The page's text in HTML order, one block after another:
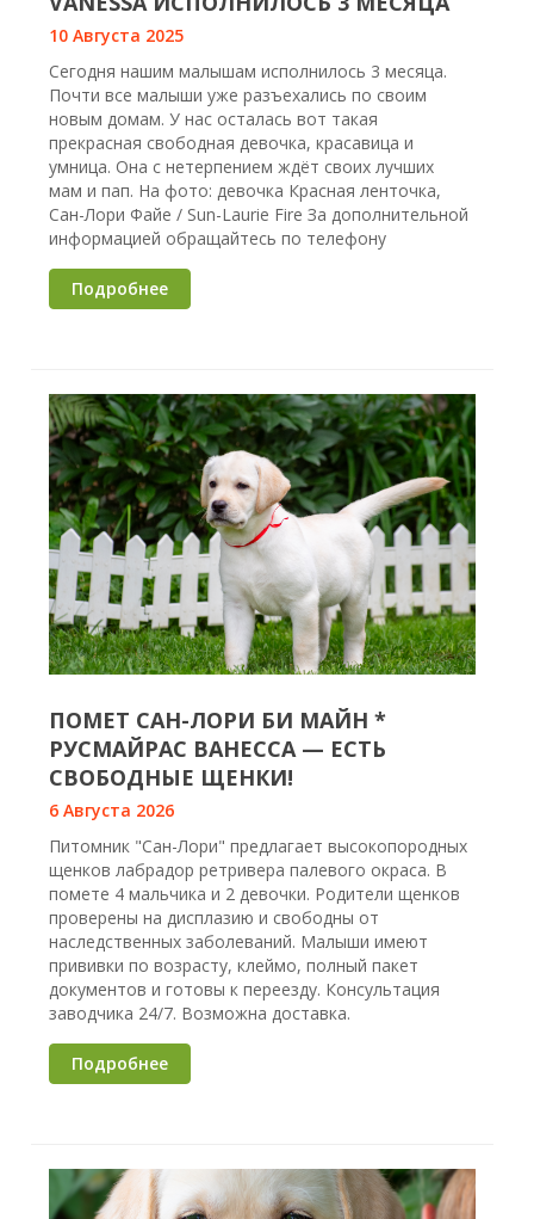
10 Августа 2025
Сегодня нашим малышам исполнилось 3 месяца.
Почти все малыши уже разъехались по своим
новым домам. У нас осталась вот такая
прекрасная свободная девочка, красавица и
умница. Она с нетерпением ждёт своих лучших
мам и пап. На фото: девочка Красная ленточка,
Сан-Лори Файе / Sun-Laurie Fire За дополнительной
информацией обращайтесь по телефону
Подробнее
ПОМЕТ САН-ЛОРИ БИ МАЙН *
РУСМАЙРАС ВАНЕССА — ЕСТЬ
СВОБОДНЫЕ ЩЕНКИ!
6 Августа 2026
Питомник "Сан-Лори" предлагает высокопородных
щенков лабрадор ретривера палевого окраса. В
помете 4 мальчика и 2 девочки. Родители щенков
проверены на дисплазию и свободны от
наследственных заболеваний. Малыши имеют
прививки по возрасту, клеймо, полный пакет
документов и готовы к переезду. Консультация
заводчика 24/7. Возможна доставка.
Подробнее